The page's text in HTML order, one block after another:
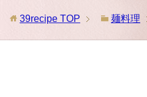
39recipe TOP 麺料理